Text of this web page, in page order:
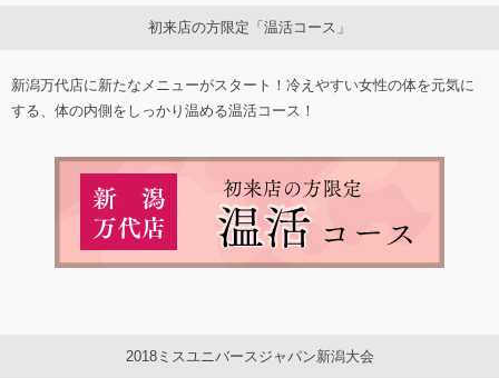
初来店の方限定「温活コース」
新潟万代店に新たなメニューがスタート！冷えやすい女性の体を元気に
する、体の内側をしっかり温める温活コース！
2018ミスユニバースジャパン新潟大会